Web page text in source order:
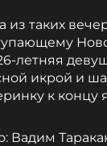
из таких
летняя
икрой и
к концу
Вадим